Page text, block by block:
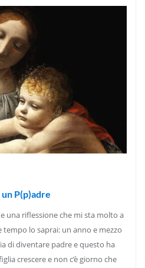
P(p)adre
una riflessione che mi sta molto a
tempo lo saprai: un anno e mezzo
di diventare padre e questo ha
crescere e non c’è giorno che